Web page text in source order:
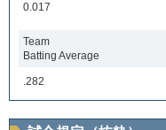
0.017
Team
Batting Average
.282